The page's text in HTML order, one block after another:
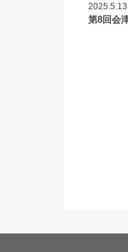
2025.5.13
第8回会